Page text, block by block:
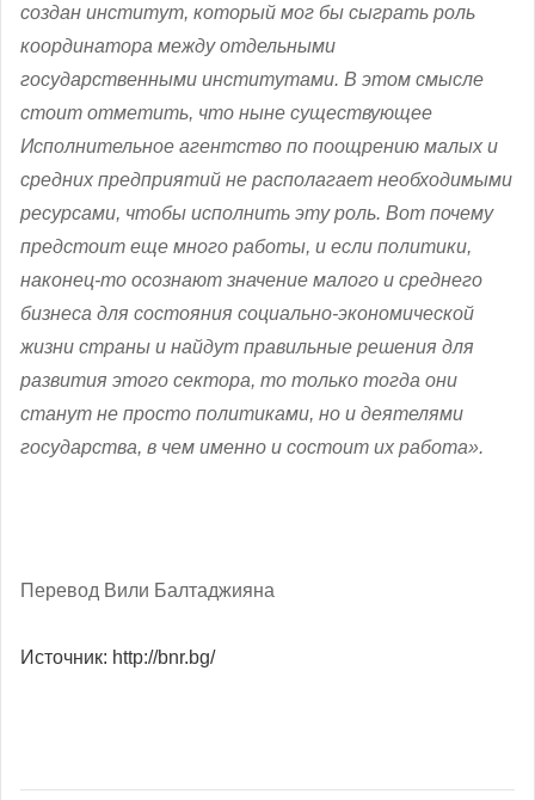
создан институт, который мог бы сыграть роль
координатора между отдельными
государственными институтами. В этом смысле
стоит отметить, что ныне существующее
Исполнительное агентство по поощрению малых и
средних предприятий не располагает необходимыми
ресурсами, чтобы исполнить эту роль. Вот почему
предстоит еще много работы, и если политики,
наконец-то осознают значение малого и среднего
бизнеса для состояния социально-экономической
жизни страны и найдут правильные решения для
развития этого сектора, то только тогда они
станут не просто политиками, но и деятелями
государства, в чем именно и состоит их работа».
Перевод Вили Балтаджияна
Источник: http://bnr.bg/